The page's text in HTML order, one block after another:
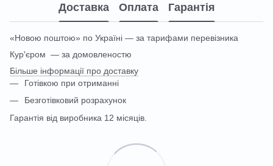
Доставка Оплата Гарантія
«Новою поштою» по Україні — за тарифами перевізника
Кур'єром — за домовленостю
Більше інформації про доставку
Готівкою при отриманні
Безготівковий розрахунок
Гарантія від виробника 12 місяців.